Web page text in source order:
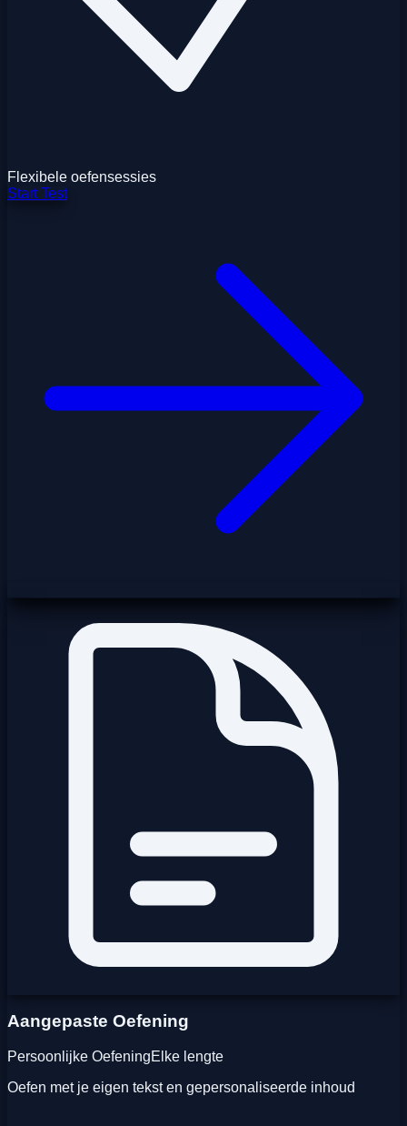
Flexibele oefensessies
Start Test
Aangepaste Oefening
Persoonlijke OefeningElke lengte
Oefen met je eigen tekst en gepersonaliseerde inhoud